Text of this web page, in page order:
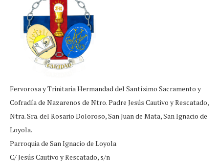
Fervorosa y Trinitaria Hermandad del Santísimo Sacramento y
Cofradía de Nazarenos de Ntro. Padre Jesús Cautivo y Rescatado,
Ntra. Sra. del Rosario Doloroso, San Juan de Mata, San Ignacio de
Loyola.
Parroquia de San Ignacio de Loyola
C/ Jesús Cautivo y Rescatado, s/n